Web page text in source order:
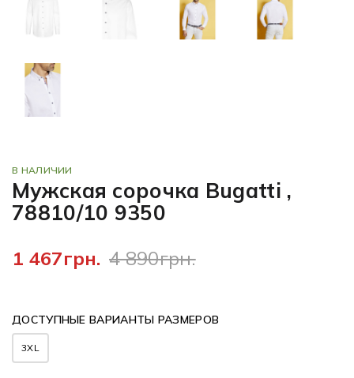
В НАЛИЧИИ
Мужская сорочка Bugatti ,
78810/10 9350
1 467грн. 4 890грн.
ДОСТУПНЫЕ ВАРИАНТЫ РАЗМЕРОВ
3XL